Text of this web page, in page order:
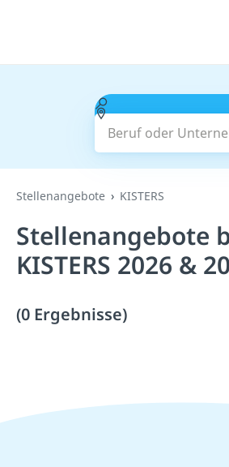
Beruf oder
Stellenangebote KISTERS
Stellenangebote
KISTERS 2026 &
(0 Ergebnisse)